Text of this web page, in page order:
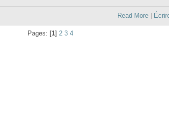
Read More|
Pages: [1] 2 3 4